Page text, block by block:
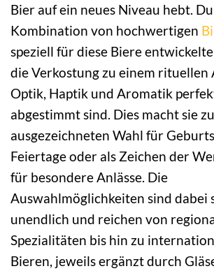
Bier auf ein neues Niveau hebt.
Kombination von hochwertigen
speziell für diese Biere
die Verkostung zu einem rituellen
Optik, Haptik und Aromatik
abgestimmt sind. Dies macht sie
ausgezeichneten Wahl für
Feiertage oder als Zeichen der
für besondere Anlässe. Die
Auswahlmöglichkeiten sind dabei
unendlich und reichen von
Spezialitäten bis hin zu
Bieren, jeweils ergänzt durch